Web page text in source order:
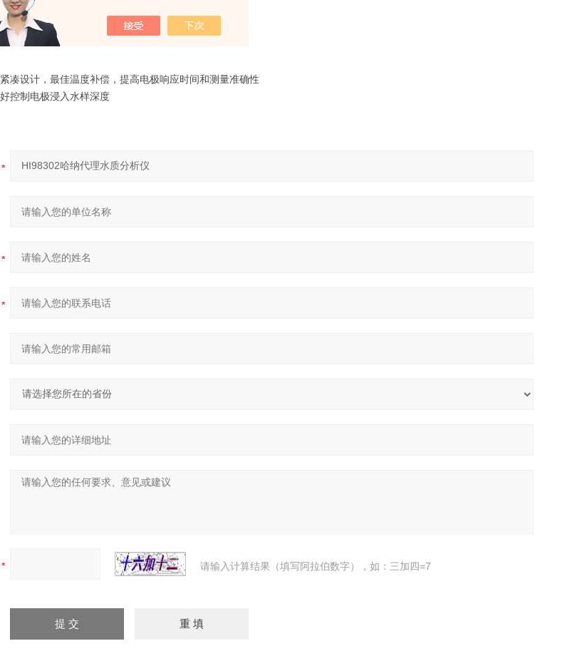
设计，LCD屏幕显示，自动温度补偿
点校准，校准便捷、准确
凑设计，最佳温度补偿，提高电极响应时间和测量准确性
控制电极浸入水样深度
请输入计算结果（填写阿拉伯数字），如：三加四=7